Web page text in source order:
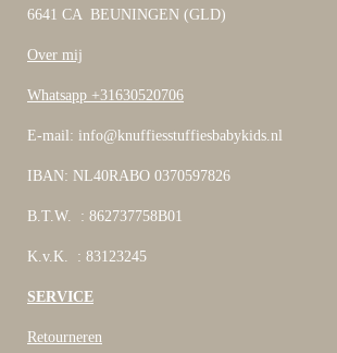
6641 CA BEUNINGEN (GLD)
Over mij
Whatsapp +31630520706
E-mail: info@knuffiesstuffiesbabykids.nl
IBAN: NL40RABO 0370597826
B.T.W. : 862737758B01
K.v.K. : 83123245
SERVICE
Retourneren